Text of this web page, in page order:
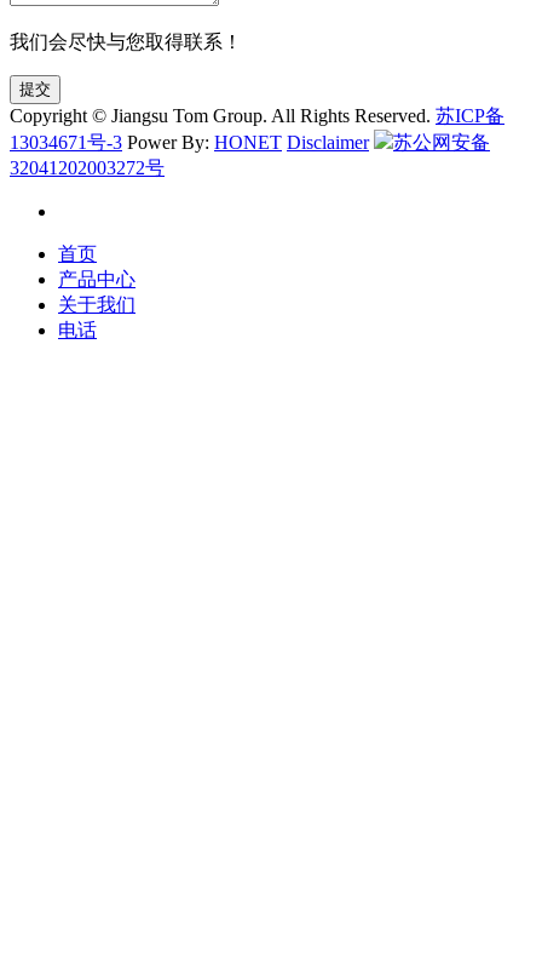
我们会尽快与您取得联系！
提交
Copyright © Jiangsu Tom Group. All Rights Reserved. 苏ICP备
13034671号-3 Power By: HONET Disclaimer
苏公网安备
32041202003272号
首页
产品中心
关于我们
电话